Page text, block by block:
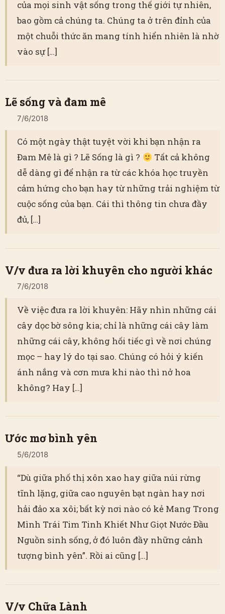
của mọi sinh vật sống trong thế giới tự nhiên,
bao gồm cả chúng ta. Chúng ta ở trên đỉnh của
một chuỗi thức ăn mang tính hiển nhiên là nhờ
vào sự […]
Lẽ sống và đam mê
7/6/2018
Có một ngày thật tuyệt vời khi bạn nhận ra
Đam Mê là gì ? Lẽ Sống là gì ?
Tất cả không
dễ dàng gì để nhận ra từ các khóa học truyền
cảm hứng cho bạn hay từ những trải nghiệm từ
cuộc sống của bạn. Cái thì thông tin chưa đầy
đủ, […]
V/v đưa ra lời khuyên cho người khác
7/6/2018
Về việc đưa ra lời khuyên: Hãy nhìn những cái
cây dọc bờ sông kia; chỉ là những cái cây làm
những cái cây, không hối tiếc gì về nơi chúng
mọc – hay lý do tại sao. Chúng có hỏi ý kiến
ánh nắng và cơn mưa khi nào thì nở hoa
không? Hay […]
Ước mơ bình yên
5/6/2018
“Dù giữa phố thị xôn xao hay giữa núi rừng
tĩnh lặng, giữa cao nguyên bạt ngàn hay nơi
hải đảo xa xôi; bất kỳ nơi nào có kẻ Mang Trong
Mình Trái Tim Tinh Khiết Như Giọt Nước Đầu
Nguồn sinh sống, ở đó luôn đầy những cảnh
tượng bình yên”. Rồi ai cũng […]
V/v Chữa Lành